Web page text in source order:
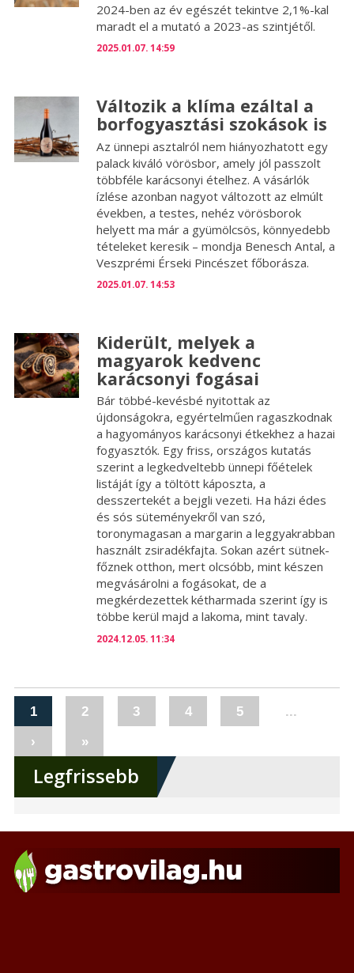
2024-ben az év egészét tekintve 2,1%-kal
maradt el a mutató a 2023-as szintjétől.
2025.01.07. 14:59
Változik a klíma ezáltal a
borfogyasztási szokások is
Az ünnepi asztalról nem hiányozhatott egy
palack kiváló vörösbor, amely jól passzolt
többféle karácsonyi ételhez. A vásárlók
ízlése azonban nagyot változott az elmúlt
években, a testes, nehéz vörösborok
helyett ma már a gyümölcsös, könnyedebb
tételeket keresik – mondja Benesch Antal, a
Veszprémi Érseki Pincészet főborásza.
2025.01.07. 14:53
Kiderült, melyek a
magyarok kedvenc
karácsonyi fogásai
Bár többé-kevésbé nyitottak az
újdonságokra, egyértelműen ragaszkodnak
a hagyományos karácsonyi étkekhez a hazai
fogyasztók. Egy friss, országos kutatás
szerint a legkedveltebb ünnepi főételek
listáját így a töltött káposzta, a
desszertekét a bejgli vezeti. Ha házi édes
és sós süteményekről van szó,
toronymagasan a margarin a leggyakrabban
használt zsiradékfajta. Sokan azért sütnek-
főznek otthon, mert olcsóbb, mint készen
megvásárolni a fogásokat, de a
megkérdezettek kétharmada szerint így is
többe kerül majd a lakoma, mint tavaly.
2024.12.05. 11:34
1 2 3 4 5
...
›
»
Legfrissebb